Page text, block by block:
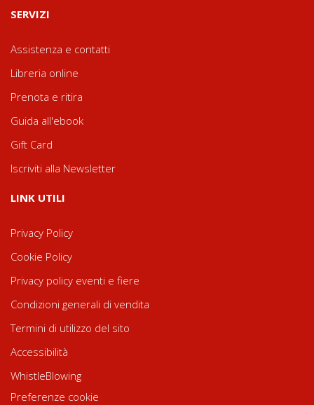
SERVIZI
Assistenza e contatti
Libreria online
Prenota e ritira
Guida all'ebook
Gift Card
Iscriviti alla Newsletter
LINK UTILI
Privacy Policy
Cookie Policy
Privacy policy eventi e fiere
Condizioni generali di vendita
Termini di utilizzo del sito
Accessibilità
WhistleBlowing
Preferenze cookie